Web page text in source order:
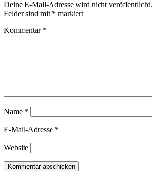
Deine E-Mail-Adresse wird nicht veröffentlicht.
Felder sind mit * markiert
Kommentar *
Name *
E-Mail-Adresse *
Website